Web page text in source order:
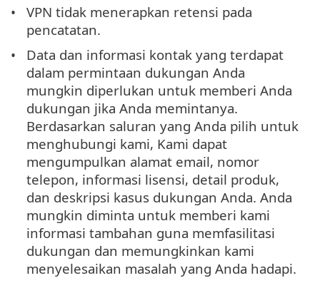
VPN tidak menerapkan retensi pada
pencatatan.
Data dan informasi kontak yang terdapat
dalam permintaan dukungan Anda
mungkin diperlukan untuk memberi Anda
dukungan jika Anda memintanya.
Berdasarkan saluran yang Anda pilih untuk
menghubungi kami, Kami dapat
mengumpulkan alamat email, nomor
telepon, informasi lisensi, detail produk,
dan deskripsi kasus dukungan Anda. Anda
mungkin diminta untuk memberi kami
informasi tambahan guna memfasilitasi
dukungan dan memungkinkan kami
menyelesaikan masalah yang Anda hadapi.